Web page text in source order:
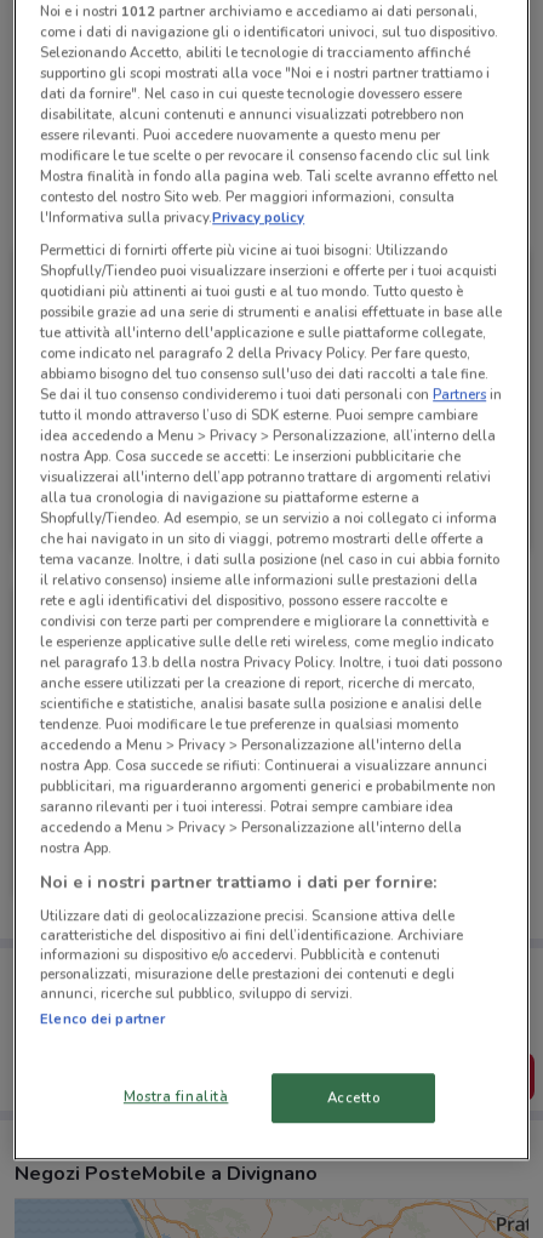
Lunedì n.d.
Martedì n.d.
Mercoledì n.d.
Giovedì n.d.
Venerdì n.d.
Sabato n.d.
Domenica n.d.
0321995320
DIVIGNANO
Tutte le promozioni di questo negozio
PosteMobile
Scade il 17/08 9.4 km
PosteMobile
Scade il 05/09 9.4 km
Porta DoveConviene sempre con te!
Puoi trovare le migliori offerte dei negozi vicino a te,
salvarle e creare la tua lista del risparmio, comodamente
dal tuo cellulare.
SCARICA L’APP
Negozi PosteMobile a Divignano
Noi e i nostri 1012partner archiviamo e accediamo ai dati personali,
come i dati di navigazione gli o identificatori univoci, sul tuo dispositivo.
Selezionando Accetto, abiliti le tecnologie di tracciamento affinché
supportino gli scopi mostrati alla voce "Noi e i nostri partner trattiamo i
dati da fornire". Nel caso in cui queste tecnologie dovessero essere
disabilitate, alcuni contenuti e annunci visualizzati potrebbero non
essere rilevanti. Puoi accedere nuovamente a questo menu per
modificare le tue scelte o per revocare il consenso facendo clic sul link
Mostra finalità in fondo alla pagina web. Tali scelte avranno effetto nel
contesto del nostro Sito web. Per maggiori informazioni, consulta
l'Informativa sulla privacy.Privacy policy
Permettici di fornirti offerte più vicine ai tuoi bisogni: Utilizzando
Shopfully/Tiendeo puoi visualizzare inserzioni e offerte per i tuoi acquisti
quotidiani più attinenti ai tuoi gusti e al tuo mondo. Tutto questo è
possibile grazie ad una serie di strumenti e analisi effettuate in base alle
tue attività all'interno dell'applicazione e sulle piattaforme collegate,
come indicato nel paragrafo 2 della Privacy Policy. Per fare questo,
abbiamo bisogno del tuo consenso sull'uso dei dati raccolti a tale fine.
Se dai il tuo consenso condivideremo i tuoi dati personali conPartnersin
tutto il mondo attraverso l’uso di SDK esterne. Puoi sempre cambiare
idea accedendo a Menu > Privacy > Personalizzazione, all’interno della
nostra App. Cosa succede se accetti: Le inserzioni pubblicitarie che
visualizzerai all'interno dell’app potranno trattare di argomenti relativi
alla tua cronologia di navigazione su piattaforme esterne a
Shopfully/Tiendeo. Ad esempio, se un servizio a noi collegato ci informa
che hai navigato in un sito di viaggi, potremo mostrarti delle offerte a
tema vacanze. Inoltre, i dati sulla posizione (nel caso in cui abbia fornito
il relativo consenso) insieme alle informazioni sulle prestazioni della
rete e agli identificativi del dispositivo, possono essere raccolte e
condivisi con terze parti per comprendere e migliorare la connettività e
le esperienze applicative sulle delle reti wireless, come meglio indicato
nel paragrafo 13.b della nostra Privacy Policy. Inoltre, i tuoi dati possono
anche essere utilizzati per la creazione di report, ricerche di mercato,
scientifiche e statistiche, analisi basate sulla posizione e analisi delle
tendenze. Puoi modificare le tue preferenze in qualsiasi momento
accedendo a Menu > Privacy > Personalizzazione all'interno della
nostra App. Cosa succede se rifiuti: Continuerai a visualizzare annunci
pubblicitari, ma riguarderanno argomenti generici e probabilmente non
saranno rilevanti per i tuoi interessi. Potrai sempre cambiare idea
accedendo a Menu > Privacy > Personalizzazione all'interno della
nostra App.
Noi e i nostri partner trattiamo i dati per fornire:
Utilizzare dati di geolocalizzazione precisi. Scansione attiva delle
caratteristiche del dispositivo ai fini dell’identificazione. Archiviare
informazioni su dispositivo e/o accedervi. Pubblicità e contenuti
personalizzati, misurazione delle prestazioni dei contenuti e degli
annunci, ricerche sul pubblico, sviluppo di servizi.
Elenco dei partner
Mostra finalità Accetto